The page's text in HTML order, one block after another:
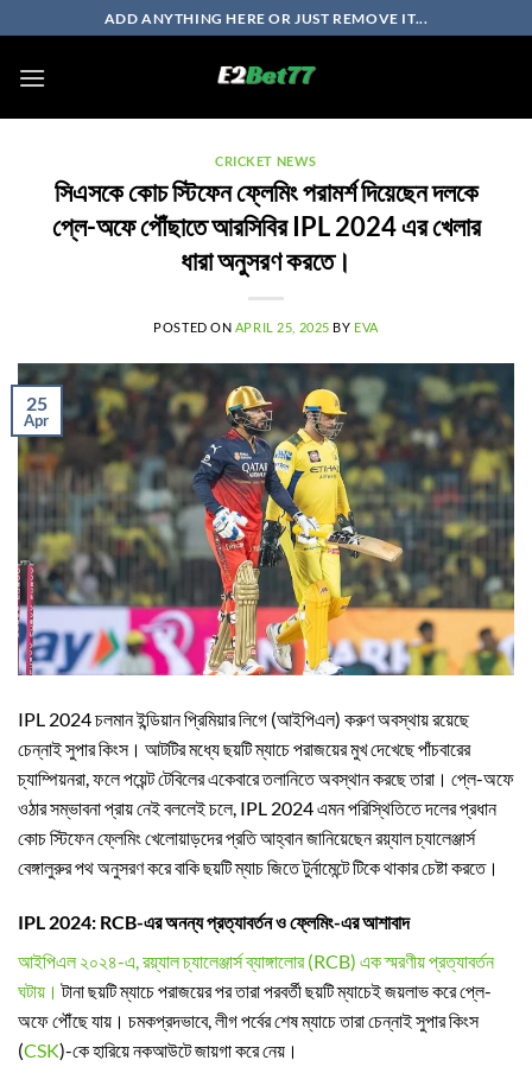
to
content
ADD ANYTHING HERE OR JUST REMOVE IT...
CRICKET NEWS
সিএসকে কোচ স্টিফেন ফ্লেমিং পরামর্শ দিয়েছেন দলকে
প্লে-অফে পৌঁছাতে আরসিবির IPL 2024 এর খেলার
ধারা অনুসরণ করতে।
POSTED ON APRIL 25, 2025 BY EVA
25
Apr
IPL 2024 চলমান ইন্ডিয়ান প্রিমিয়ার লিগে (আইপিএল) করুণ অবস্থায় রয়েছে
চেন্নাই সুপার কিংস। আটটির মধ্যে ছয়টি ম্যাচে পরাজয়ের মুখ দেখেছে পাঁচবারের
চ্যাম্পিয়নরা, ফলে পয়েন্ট টেবিলের একেবারে তলানিতে অবস্থান করছে তারা। প্লে-অফে
ওঠার সম্ভাবনা প্রায় নেই বললেই চলে, IPL 2024 এমন পরিস্থিতিতে দলের প্রধান
কোচ স্টিফেন ফ্লেমিং খেলোয়াড়দের প্রতি আহ্বান জানিয়েছেন রয়্যাল চ্যালেঞ্জার্স
বেঙ্গালুরুর পথ অনুসরণ করে বাকি ছয়টি ম্যাচ জিতে টুর্নামেন্টে টিকে থাকার চেষ্টা করতে।
IPL 2024: RCB-এর অনন্য প্রত্যাবর্তন ও ফ্লেমিং-এর আশাবাদ
আইপিএল ২০২৪-এ, রয়্যাল চ্যালেঞ্জার্স ব্যাঙ্গালোর (RCB) এক স্মরণীয় প্রত্যাবর্তন
ঘটায়। টানা ছয়টি ম্যাচে পরাজয়ের পর তারা পরবর্তী ছয়টি ম্যাচেই জয়লাভ করে প্লে-
অফে পৌঁছে যায়। চমকপ্রদভাবে, লীগ পর্বের শেষ ম্যাচে তারা চেন্নাই সুপার কিংস
(CSK)-কে হারিয়ে নকআউটে জায়গা করে নেয়।